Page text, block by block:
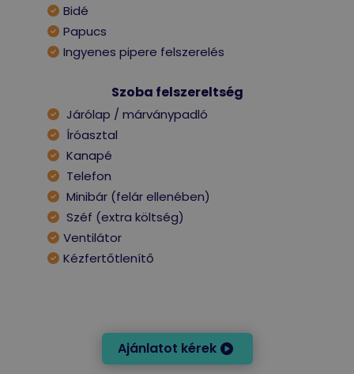
Bidé
Papucs
Ingyenes pipere felszerelés
Szoba felszereltség
Járólap / márványpadló
Íróasztal
Kanapé
Telefon
Minibár (felár ellenében)
Széf (extra költség)
Ventilátor
Kézfertőtlenítő
Ajánlatot kérek